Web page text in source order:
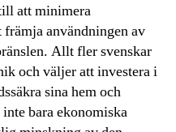
att minimera
användningen av
Allt fler svenskar
och väljer att investera i
sina hem och
bara ekonomiska